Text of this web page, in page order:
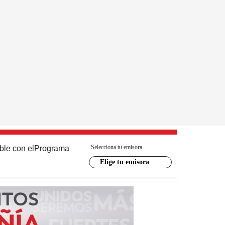
con el Programa Selecciona tu emisora
Elige tu emisora